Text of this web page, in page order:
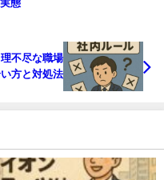
態
不尽な職場
方と対処法